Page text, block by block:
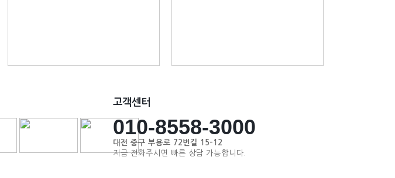
고객센터
010-8558-3000
대전 중구 부용로 72번길 15-12
지금 전화주시면 빠른 상담 가능합니다.